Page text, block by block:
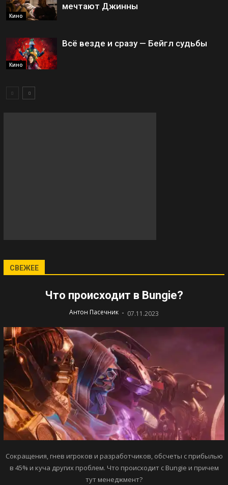
Кино
мечтают Джинны
Кино
Всё везде и сразу — Бейгл судьбы
СВЕЖЕЕ
Что происходит в Bungie?
Антон Пасечник - 07.11.2023
Сокращения, гнев игроков и разработчиков, обсчеты с прибылью
в 45% и куча других проблем. Что происходит с Bungie и причем
тут менеджмент?